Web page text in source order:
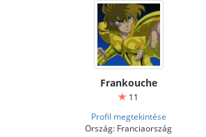
Frankouche
11
Profil megtekintése
Ország: Franciaország